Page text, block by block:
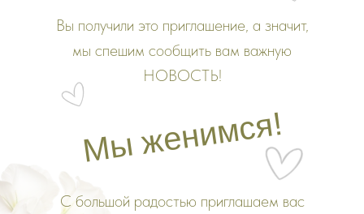
С большой радостью приглашаем вас
Вы получили это приглашение, а значит,
мы спешим сообщить вам важную
НОВОСТЬ!
Мы женимся!